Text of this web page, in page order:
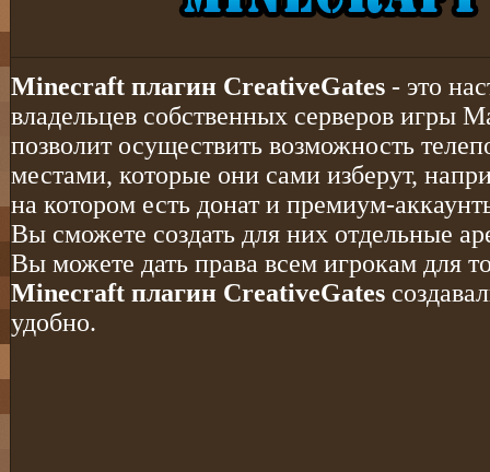
Minecraft плагин CreativeGates - это
владельцев собственных серверов игры
позволит осуществить возможность
местами, которые они сами изберут,
на котором есть донат и премиум-
Вы сможете создать для них отдельные
Вы можете дать права всем игрокам для
Minecraft плагин CreativeGates
удобно.